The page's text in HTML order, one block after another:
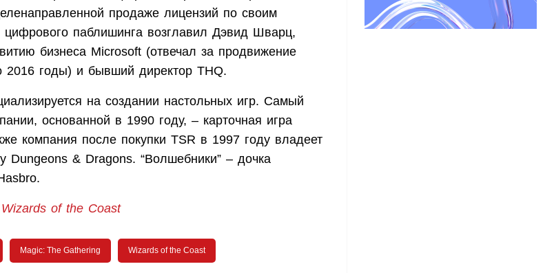
продаже лицензий по своим
цифрового паблишинга возглавил Дэвид Шварц,
бизнеса Microsoft (отвечал за продвижение
2016 годы) и бывший директор THQ.
на создании настольных игр. Самый
основанной в 1990 году, – карточная игра
компания после покупки TSR в 1997 году владеет
Dungeons & Dragons. “Волшебники” – дочка
Wizards of the Coast
Magic: The Gathering Wizards of the Coast